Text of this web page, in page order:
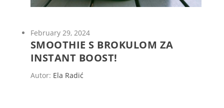
February 29, 2024
SMOOTHIE S BROKULOM ZA
INSTANT BOOST!
Autor: Ela Radić